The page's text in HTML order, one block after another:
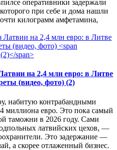
оперативники задержали
при себе и дома нашли
килограмм амфетамина,
на 2,4 млн евро: в Литве
(видео, фото) (2)
набитую контрабандными
миллиона евро. Это пока самый
таможни в 2026 году. Сами
латвийских цехов, —
Это задержание —
а скорее отлаженный бизнес.